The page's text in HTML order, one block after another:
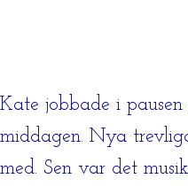
Kate jobbade i
middagen. Nya
med. Sen var det